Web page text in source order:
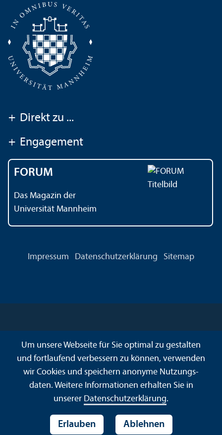
+ Direkt zu ...
+ Engagement
FORUM
Das Magazin der
Universität Mannheim
Impressum Datenschutz­erklärung Sitemap
Um unsere Webseite für Sie optimal zu gestalten
und fortlaufend verbessern zu können, verwenden
wir Cookies und speichern anonyme Nutzungs­
daten. Weitere Informationen erhalten Sie in
unserer Datenschutz­erklärung.
Erlauben Ablehnen